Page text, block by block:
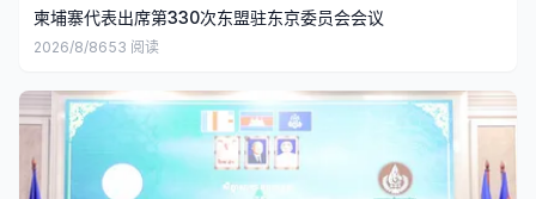
柬埔寨代表出席第330次东盟驻东京委员会会议
2026/8/8653 阅读